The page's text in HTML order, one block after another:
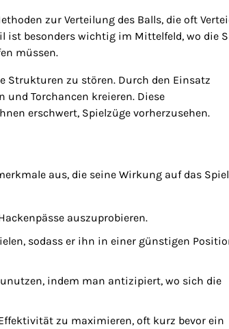
zur Verteilung des Balls, die oft
ist besonders wichtig im Mittelfeld, wo die
müssen.
Strukturen zu stören. Durch den Einsatz
Torchancen kreieren. Diese
erschwert, Spielzüge vorherzusehen.
aus, die seine Wirkung auf das Spiel
auszuprobieren.
sodass er ihn in einer günstigen
indem man antizipiert, wo sich die
zu maximieren, oft kurz bevor ein